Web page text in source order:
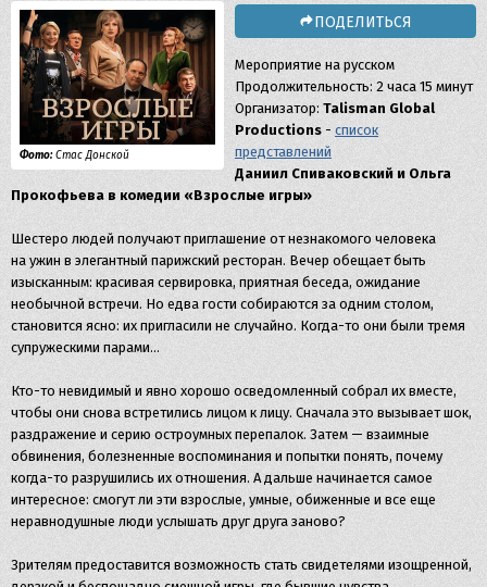
Фото:Стас Донской
ПОДЕЛИТЬСЯ
Мероприятие на русском
Продолжительность: 2 часа 15 минут
Организатор: Talisman Global
Productions - список
представлений
Даниил Спиваковский и Ольга
Прокофьева в комедии «Взрослые игры»
Шестеро людей получают приглашение от незнакомого человека
на ужин в элегантный парижский ресторан. Вечер обещает быть
изысканным: красивая сервировка, приятная беседа, ожидание
необычной встречи. Но едва гости собираются за одним столом,
становится ясно: их пригласили не случайно. Когда-то они были тремя
супружескими парами…
Кто-то невидимый и явно хорошо осведомленный собрал их вместе,
чтобы они снова встретились лицом к лицу. Сначала это вызывает шок,
раздражение и серию остроумных перепалок. Затем — взаимные
обвинения, болезненные воспоминания и попытки понять, почему
когда-то разрушились их отношения. А дальше начинается самое
интересное: смогут ли эти взрослые, умные, обиженные и все еще
неравнодушные люди услышать друг друга заново?
Зрителям предоставится возможность стать свидетелями изощренной,